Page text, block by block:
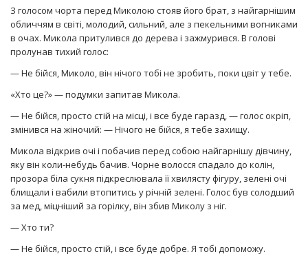
З голосом чорта перед Миколою стояв його брат, з найгарнішим
обличчям в світі, молодий, сильний, але з пекельними вогниками
в очах. Микола притулився до дерева і зажмурився. В голові
пролунав тихий голос:
— Не бійся, Миколо, він нічого тобі не зробить, поки цвіт у тебе.
«Хто це?» — подумки запитав Микола.
— Не бійся, просто стій на місці, і все буде гаразд, — голос окріп,
змінився на жіночий: — Нічого не бійся, я тебе захищу.
Микола відкрив очі і побачив перед собою найгарнішу дівчину,
яку він коли-небудь бачив. Чорне волосся спадало до колін,
прозора біла сукня підкреслювала її хвилясту фігуру, зелені очі
блищали і вабили втопитись у річній зелені. Голос був солодший
за мед, міцніший за горілку, він збив Миколу з ніг.
— Хто ти?
— Не бійся, просто стій, і все буде добре. Я тобі допоможу.